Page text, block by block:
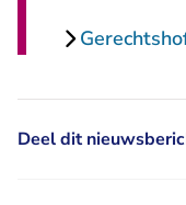
Deel dit